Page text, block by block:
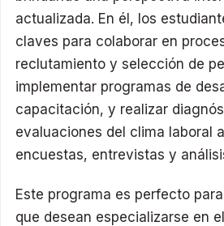
actualizada. En él, los
claves para colaborar en
reclutamiento y selección de
implementar programas de
capacitación, y realizar
evaluaciones del clima laboral
encuestas, entrevistas y
Este programa es perfecto
que desean especializarse en